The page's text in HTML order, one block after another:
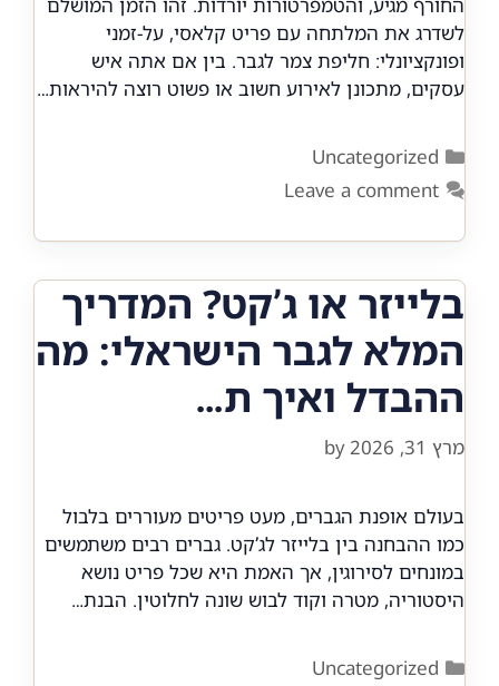
החורף מגיע, והטמפרטורות יורדות. זהו הזמן המושלם
לשדרג את המלתחה עם פריט קלאסי, על-זמני
ופונקציונלי: חליפת צמר לגבר. בין אם אתה איש
עסקים, מתכונן לאירוע חשוב או פשוט רוצה להיראות…
Categories
Uncategorized
Leave a comment
בלייזר או ג’קט? המדריך
המלא לגבר הישראלי: מה
ההבדל ואיך ת…
מרץ 31, 2026 by
בעולם אופנת הגברים, מעט פריטים מעוררים בלבול
כמו ההבחנה בין בלייזר לג’קט. גברים רבים משתמשים
במונחים לסירוגין, אך האמת היא שכל פריט נושא
היסטוריה, מטרה וקוד לבוש שונה לחלוטין. הבנת…
Categories
Uncategorized